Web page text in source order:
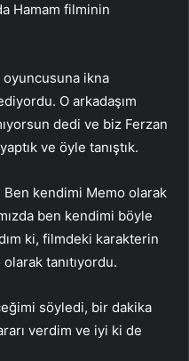
Hamam filminin
ikna
O arkadaşım
dedi ve biz Ferzan
ve öyle tanıştık.
Ben kendimi Memo olarak
ben kendimi böyle
ki, filmdeki karakterin
tanıtıyordu.
söyledi, bir dakika
verdim ve iyi ki de